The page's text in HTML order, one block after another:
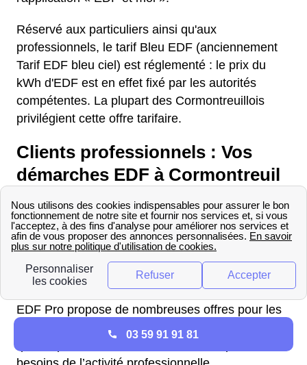
Réservé aux particuliers ainsi qu'aux
professionnels, le tarif Bleu EDF (anciennement
Tarif EDF bleu ciel) est réglementé : le prix du
kWh d'EDF est en effet fixé par les autorités
compétentes. La plupart des Cormontreuillois
privilégient cette offre tarifaire.
Clients professionnels : Vos
démarches EDF à Cormontreuil
Quels sont les tarifs de
l'électricité pour les
professionnels en 2025 à
Cormontreuil
EDF Pro propose de nombreuses offres pour les
entreprises à Cormontreuil dans Marne (51),
03 59 91 91 81